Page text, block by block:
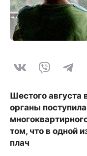
Шестого августа
органы
том, что в одной
плач